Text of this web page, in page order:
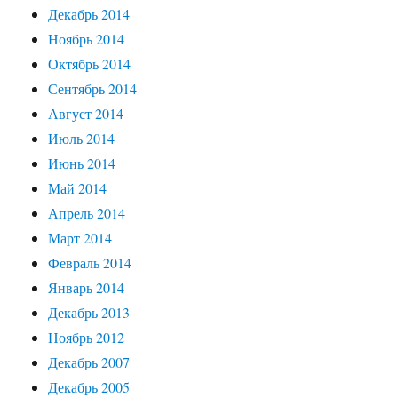
Декабрь 2014
Ноябрь 2014
Октябрь 2014
Сентябрь 2014
Август 2014
Июль 2014
Июнь 2014
Май 2014
Апрель 2014
Март 2014
Февраль 2014
Январь 2014
Декабрь 2013
Ноябрь 2012
Декабрь 2007
Декабрь 2005